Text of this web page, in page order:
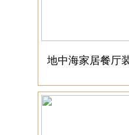
地中海家居餐厅